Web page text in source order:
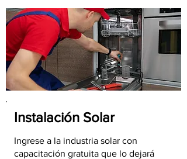
Instalación Solar
Ingrese a la industria solar con
capacitación gratuita que lo dejará